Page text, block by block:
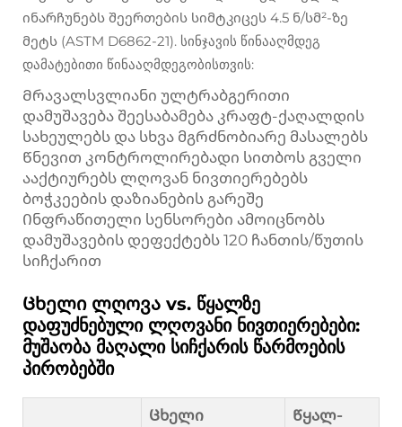
ინარჩუნებს შეერთების სიმტკიცეს 4.5 ნ/სმ²-ზე
მეტს (ASTM D6862-21). სინჯავის წინააღმდეგ
დამატებითი წინააღმდეგობისთვის:
Მრავალსვლიანი ულტრაბგერითი
დამუშავება შეესაბამება კრაფტ-ქაღალდის
სახეულებს და სხვა მგრძნობიარე მასალებს
Წნევით კონტროლირებადი სითბოს გველი
ააქტიურებს ლღოვან ნივთიერებებს
ბოჭკეების დაზიანების გარეშე
Ინფრაწითელი სენსორები ამოიცნობს
დამუშავების დეფექტებს 120 ჩანთის/წუთის
სიჩქარით
Ცხელი ლღოვა vs. წყალზე
დაფუძნებული ლღოვანი ნივთიერებები:
მუშაობა მაღალი სიჩქარის წარმოების
პირობებში
Ცხელი Წყალ-